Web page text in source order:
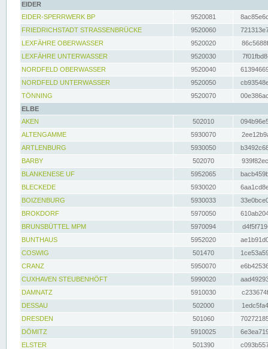
EIDER
EIDER-SPERRWERK BP
9520081
FRIEDRICHSTADT STRASSENBRÜCKE
9520060
LEXFÄHRE OBERWASSER
9520020
LEXFÄHRE UNTERWASSER
9520030
NORDFELD OBERWASSER
9520040
NORDFELD UNTERWASSER
9520050
TÖNNING
9520070
ELBE
AKEN
502010
ALTENGAMME
5930070
ARTLENBURG
5930050
BARBY
502070
BLANKENESE UF
5952065
BLECKEDE
5930020
BOIZENBURG
5930033
BROKDORF
5970050
BRUNSBÜTTEL MPM
5970094
BUNTHAUS
5952020
COSWIG
501470
CRANZ
5950070
CUXHAVEN STEUBENHÖFT
5990020
DAMNATZ
5910030
DESSAU
502000
DRESDEN
501060
DÖMITZ
5910025
ELSTER
501390